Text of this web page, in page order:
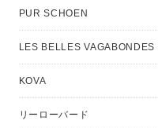
PUR SCHOEN
LES BELLES VAGABONDES
KOVA
リーローバード